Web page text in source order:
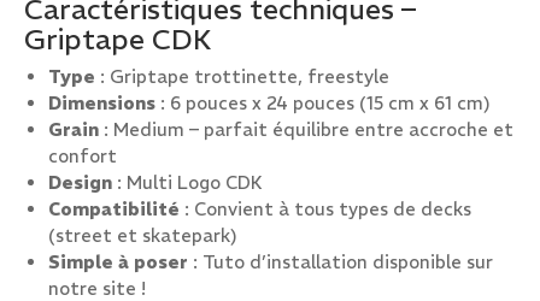
Caractéristiques techniques –
Griptape CDK
Type : Griptape trottinette, freestyle
Dimensions : 6 pouces x 24 pouces (15 cm x 61 cm)
Grain : Medium – parfait équilibre entre accroche et
confort
Design : Multi Logo CDK
Compatibilité : Convient à tous types de decks
(street et skatepark)
Simple à poser : Tuto d’installation disponible sur
notre site !